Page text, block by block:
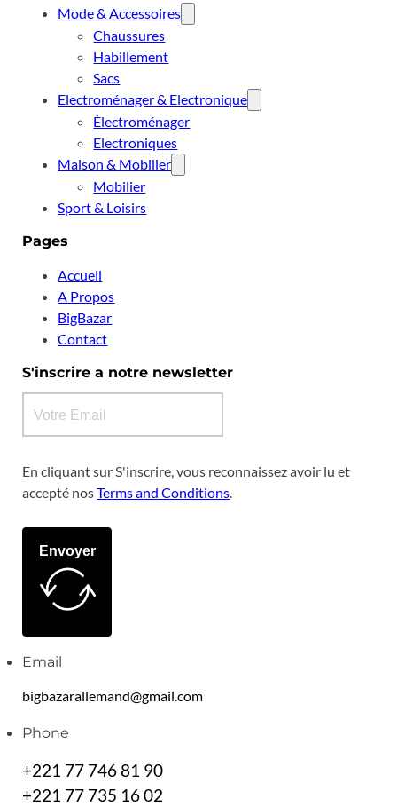
Mode & Accessoires
Chaussures
Habillement
Sacs
Electroménager & Electronique
Électroménager
Electroniques
Maison & Mobilier
Mobilier
Sport & Loisirs
Pages
Accueil
A Propos
BigBazar
Contact
S'inscrire a notre newsletter
En cliquant sur S'inscrire, vous reconnaissez avoir lu et
accepté nosTerms and Conditions
Envoyer
Email
bigbazarallemand@gmail.com
Phone
+221 77 746 81 90
+221 77 735 16 02